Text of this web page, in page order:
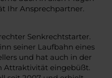
Ihr Ansprechpartner.
Senkrechtstarter.
seiner Laufbahn eines
und hat auch in der
Attraktivität eingebüßt.